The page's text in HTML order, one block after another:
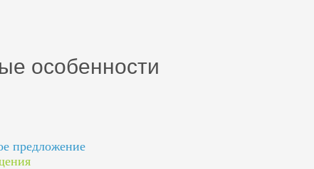
особенности
предложение